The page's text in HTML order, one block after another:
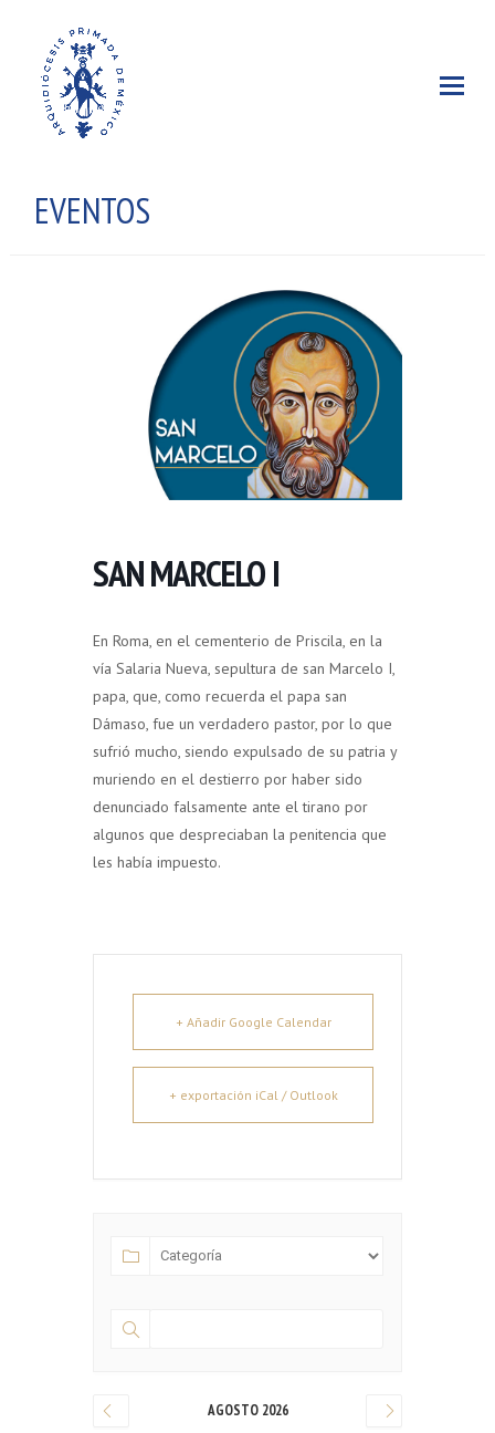
EVENTOS
SAN MARCELO I
En Roma, en el cementerio de Priscila, en la
vía Salaria Nueva, sepultura de san Marcelo I,
papa, que, como recuerda el papa san
Dámaso, fue un verdadero pastor, por lo que
sufrió mucho, siendo expulsado de su patria y
muriendo en el destierro por haber sido
denunciado falsamente ante el tirano por
algunos que despreciaban la penitencia que
les había impuesto.
+ Añadir Google Calendar
+ exportación iCal / Outlook
AGOSTO 2026